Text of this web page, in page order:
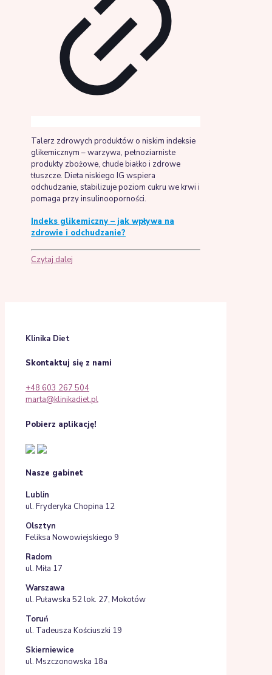
Talerz zdrowych produktów o niskim indeksie
glikemicznym – warzywa, pełnoziarniste
produkty zbożowe, chude białko i zdrowe
tłuszcze. Dieta niskiego IG wspiera
odchudzanie, stabilizuje poziom cukru we krwi i
pomaga przy insulinooporności.
Indeks glikemiczny – jak wpływa na
zdrowie i odchudzanie?
Czytaj dalej
Klinika Diet
Skontaktuj się z nami
+48 603 267 504
marta@klinikadiet.pl
Pobierz aplikację!
Nasze gabinet
Lublin
ul. Fryderyka Chopina 12
Olsztyn
Feliksa Nowowiejskiego 9
Radom
ul. Miła 17
Warszawa
ul. Puławska 52 lok. 27, Mokotów
Toruń
ul. Tadeusza Kościuszki 19
Skierniewice
ul. Mszczonowska 18a